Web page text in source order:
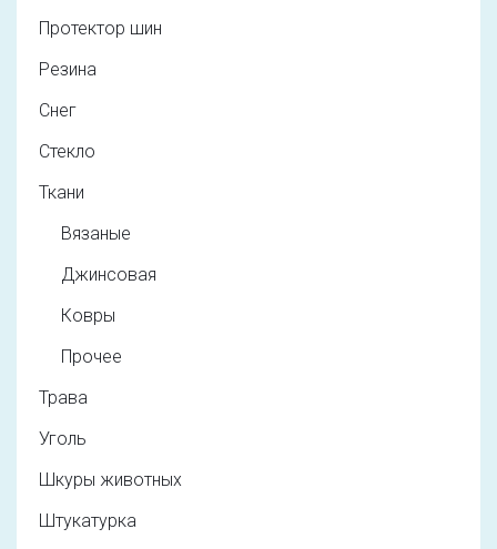
Протектор шин
Резина
Снег
Стекло
Ткани
Вязаные
Джинсовая
Ковры
Прочее
Трава
Уголь
Шкуры животных
Штукатурка